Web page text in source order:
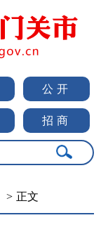
公开
招商
> 正文